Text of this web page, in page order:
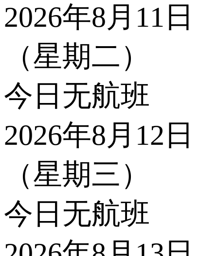
2026年8月11日
（星期二）
今日无航班
2026年8月12日
（星期三）
今日无航班